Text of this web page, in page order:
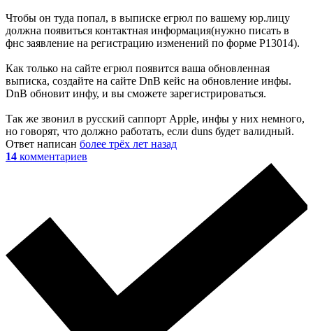
Чтобы он туда попал, в выписке егрюл по вашему юр.лицу
должна появиться контактная информация(нужно писать в
фнс заявление на регистрацию изменений по форме Р13014).
Как только на сайте егрюл появится ваша обновленная
выписка, создайте на сайте DnB кейс на обновление инфы.
DnB обновит инфу, и вы сможете зарегистрироваться.
Так же звонил в русский саппорт Apple, инфы у них немного,
но говорят, что должно работать, если duns будет валидный.
Ответ написан более трёх лет назад
14 комментариев